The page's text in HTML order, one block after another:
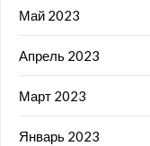
Май 2023
Апрель 2023
Март 2023
Январь 2023